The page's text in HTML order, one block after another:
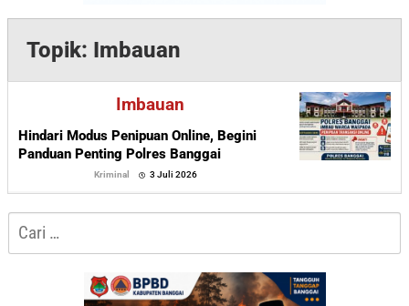
Topik: Imbauan
Imbauan
Hindari Modus Penipuan Online, Begini
Panduan Penting Polres Banggai
Kriminal 3 Juli 2026
Cari
untuk: